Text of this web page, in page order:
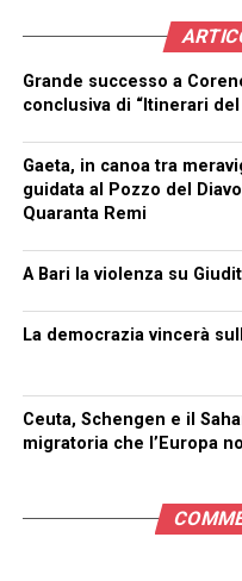
Grande successo a
conclusiva di “Itinerari
Gaeta, in canoa tra
guidata al Pozzo del
Quaranta Remi
A Bari la violenza su
La democrazia vincerà
Ceuta, Schengen e il
migratoria che l’Europa